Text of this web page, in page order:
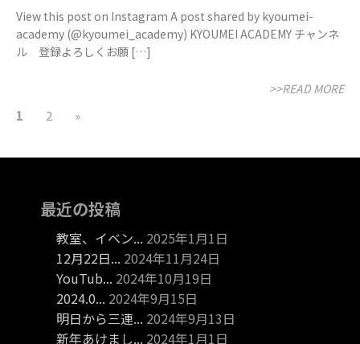
View this post on Instagram A post shared by kyoumei-
academy (@kyoumei_academy) KYOUMEI ACADEMY チャンネ
ル 登録よろしくお願 […]
>>READ MORE
1 2 »
最近の投稿
教室、イベン... 2025年1月1日
12月22日... 2024年11月24日
YouTub... 2024年10月19日
2024.0... 2024年9月15日
明日から三連... 2024年9月13日
新年あけまし... 2024年1月1日